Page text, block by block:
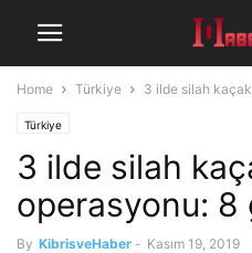
Home Türkiye 3 ilde silah
Türkiye
3 ilde silah
operasyonu: 8
By KibrisveHaber - Kasım 19, 2019